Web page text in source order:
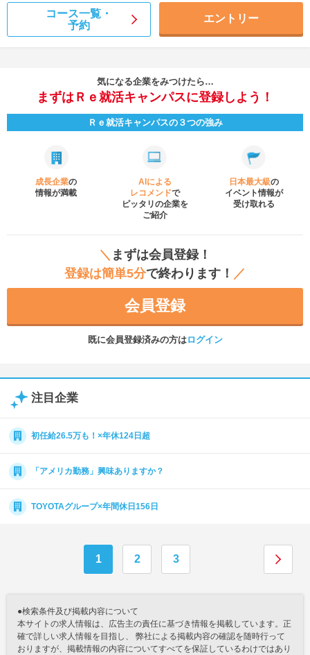
コース一覧・
予約
エントリー
気になる企業をみつけたら…
まずはＲｅ就活キャンパスに登録しよう！
Ｒｅ就活キャンパスの３つの強み
成長企業の
情報が満載
AIによる
レコメンドで
ピッタリの企業を
ご紹介
日本最大級の
イベント情報が
受け取れる
＼ まずは会員登録！
登録は簡単5分で終わります！ ／
会員登録
既に会員登録済みの方はログイン
注目企業
初任給26.5万も！×年休124日超
「アメリカ勤務」興味ありますか？
TOYOTAグループ×年間休日156日
1 2 3
●検索条件及び掲載内容について
本サイトの求人情報は、広告主の責任に基づき情報を掲載しています。正
確で詳しい求人情報を目指し、 弊社による掲載内容の確認を随時行って
おりますが、掲載情報の内容についてすべてを保証しているわけではあり